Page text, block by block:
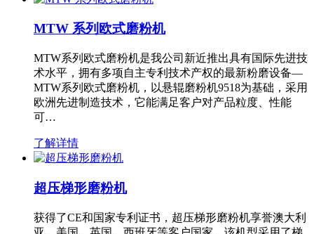
MTW 系列欧式磨粉机
MTW系列欧式磨粉机是我公司新近推出具有国际先进技
术水平，拥有多项自主专利技术产权的最新粉磨设备—
MTW系列欧式磨粉机，以悬辊磨粉机9518为基础，采用
欧洲先进制造技术，它能满足客户对产品粒度、性能
可…
了解详情
超压梯形磨粉机
获得了CE和国家专利证书，超压梯形磨粉机享誉澳大利